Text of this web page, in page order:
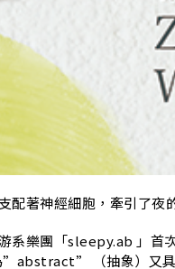
配著神經細胞，牽引了夜
系樂團「sleepy.ab 」首
”abstract” （抽象）又